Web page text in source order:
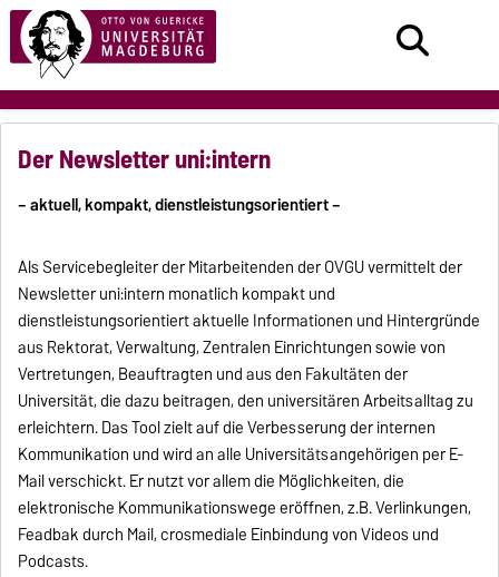
Der Newsletter uni:intern
– aktuell, kompakt, dienstleistungsorientiert –
Als Servicebegleiter der Mitarbeitenden der OVGU vermittelt der
Newsletter uni:intern monatlich kompakt und
dienstleistungsorientiert aktuelle Informationen und Hintergründe
aus Rektorat, Verwaltung, Zentralen Einrichtungen sowie von
Vertretungen, Beauftragten und aus den Fakultäten der
Universität, die dazu beitragen, den universitären Arbeitsalltag zu
erleichtern. Das Tool zielt auf die Verbesserung der internen
Kommunikation und wird an alle Universitätsangehörigen per E-
Mail verschickt. Er nutzt vor allem die Möglichkeiten, die
elektronische Kommunikationswege eröffnen, z.B. Verlinkungen,
Feadbak durch Mail, crosmediale Einbindung von Videos und
Podcasts.